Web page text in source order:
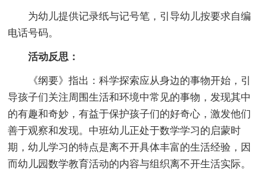
为幼儿提供记录纸与记号笔，引导幼儿按要求自编
电话号码。
活动反思：
《纲要》指出：科学探索应从身边的事物开始，引
导孩子们关注周围生活和环境中常见的事物，发现其中
的有趣和奇妙，有益于保护孩子们的好奇心，激发他们
善于观察和发现。中班幼儿正处于数学学习的启蒙时
期，幼儿学习的特点是离不开具体丰富的生活经验，因
而幼儿园数学教育活动的内容与组织离不开生活实际。